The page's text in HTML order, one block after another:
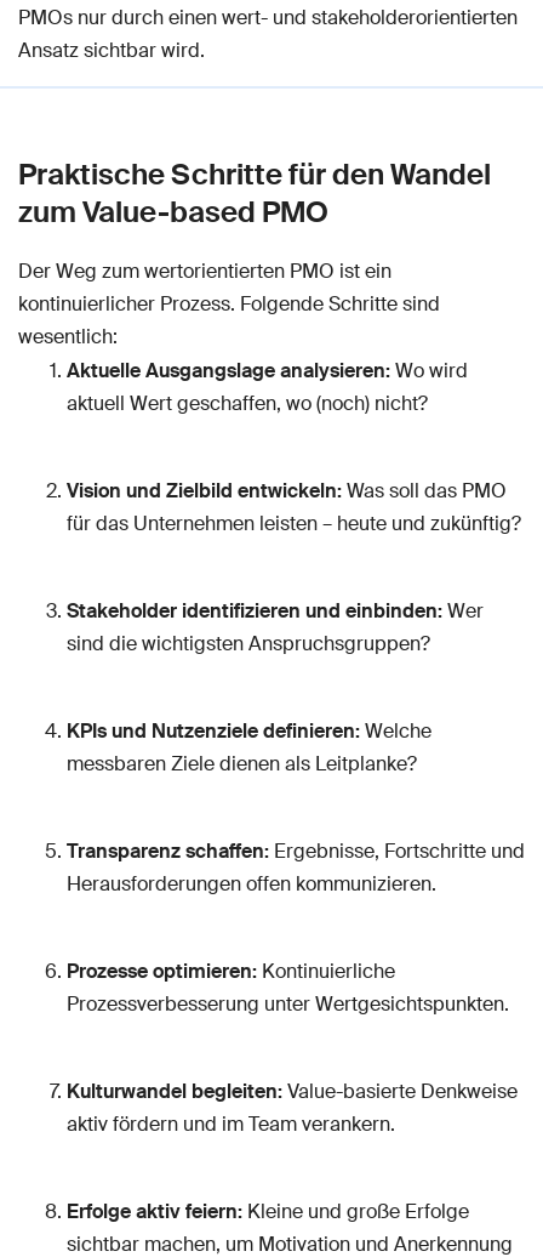
PMOs nur durch einen wert- und stakeholderorientierten
Ansatz sichtbar wird.
Praktische Schritte für den Wandel
zum Value-based PMO
Der Weg zum wertorientierten PMO ist ein
kontinuierlicher Prozess. Folgende Schritte sind
wesentlich:
Aktuelle Ausgangslage analysieren:Wo wird
aktuell Wert geschaffen, wo (noch) nicht?
Vision und Zielbild entwickeln:Was soll das PMO
für das Unternehmen leisten – heute und zukünftig?
Stakeholder identifizieren und einbinden:Wer
sind die wichtigsten Anspruchsgruppen?
KPIs und Nutzenziele definieren:Welche
messbaren Ziele dienen als Leitplanke?
Transparenz schaffen: Ergebnisse, Fortschritte und
Herausforderungen offen kommunizieren.
Prozesse optimieren: Kontinuierliche
Prozessverbesserung unter Wertgesichtspunkten.
Kulturwandel begleiten:Value-basierte Denkweise
aktiv fördern und im Team verankern.
Erfolge aktiv feiern: Kleine und große Erfolge
sichtbar machen, um Motivation und Anerkennung